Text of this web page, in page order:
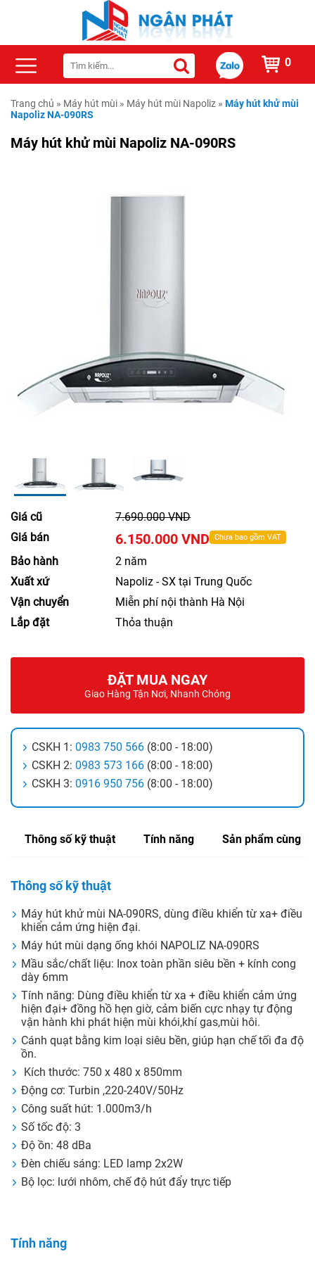
0
Trang chủ » Máy hút mùi » Máy hút mùi Napoliz » Máy hút khử mùi
Napoliz NA-090RS
Máy hút khử mùi Napoliz NA-090RS
Giá cũ
7.690.000 VND
Giá bán
6.150.000 VND Chưa bao gồm VAT
Bảo hành
2 năm
Xuất xứ
Napoliz - SX tại Trung Quốc
Vận chuyển
Miễn phí nội thành Hà Nội
Lắp đặt
Thỏa thuận
ĐẶT MUA NGAY
Giao Hàng Tận Nơi, Nhanh Chóng
CSKH 1: 0983 750 566 (8:00 - 18:00)
CSKH 2: 0983 573 166 (8:00 - 18:00)
CSKH 3: 0916 950 756 (8:00 - 18:00)
Thông số kỹ thuật Tính năng Sản phẩm cùng
Thông số kỹ thuật
Máy hút khử mùi NA-090RS, dùng điều khiển từ xa+ điều
khiển cảm ứng hiện đại.
Máy hút mùi dạng ống khói NAPOLIZ NA-090RS
Mầu sắc/chất liệu: Inox toàn phần siêu bền + kính cong
dày 6mm
Tính năng: Dùng điều khiển từ xa + điều khiển cảm ứng
hiện đại+ đồng hồ hẹn giờ, cảm biến cực nhạy tự động
vận hành khi phát hiện mùi khói,khí gas,mùi hôi.
Cánh quạt bằng kim loại siêu bền, giúp hạn chế tối đa độ
ồn.
Kích thước: 750 x 480 x 850mm
Động cơ: Turbin ,220-240V/50Hz
Công suất hút: 1.000m3/h
Số tốc độ: 3
Độ ồn: 48 dBa
Đèn chiếu sáng: LED lamp 2x2W
Bộ lọc: lưới nhôm, chế độ hút đẩy trực tiếp
Tính năng